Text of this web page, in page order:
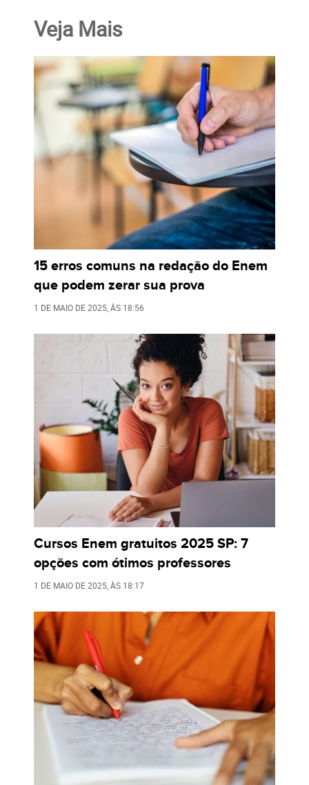
Veja Mais
15 erros comuns na redação do Enem
que podem zerar sua prova
1 DE MAIO DE 2025 , ÀS 18:56
Cursos Enem gratuitos 2025 SP: 7
opções com ótimos professores
1 DE MAIO DE 2025 , ÀS 18:17